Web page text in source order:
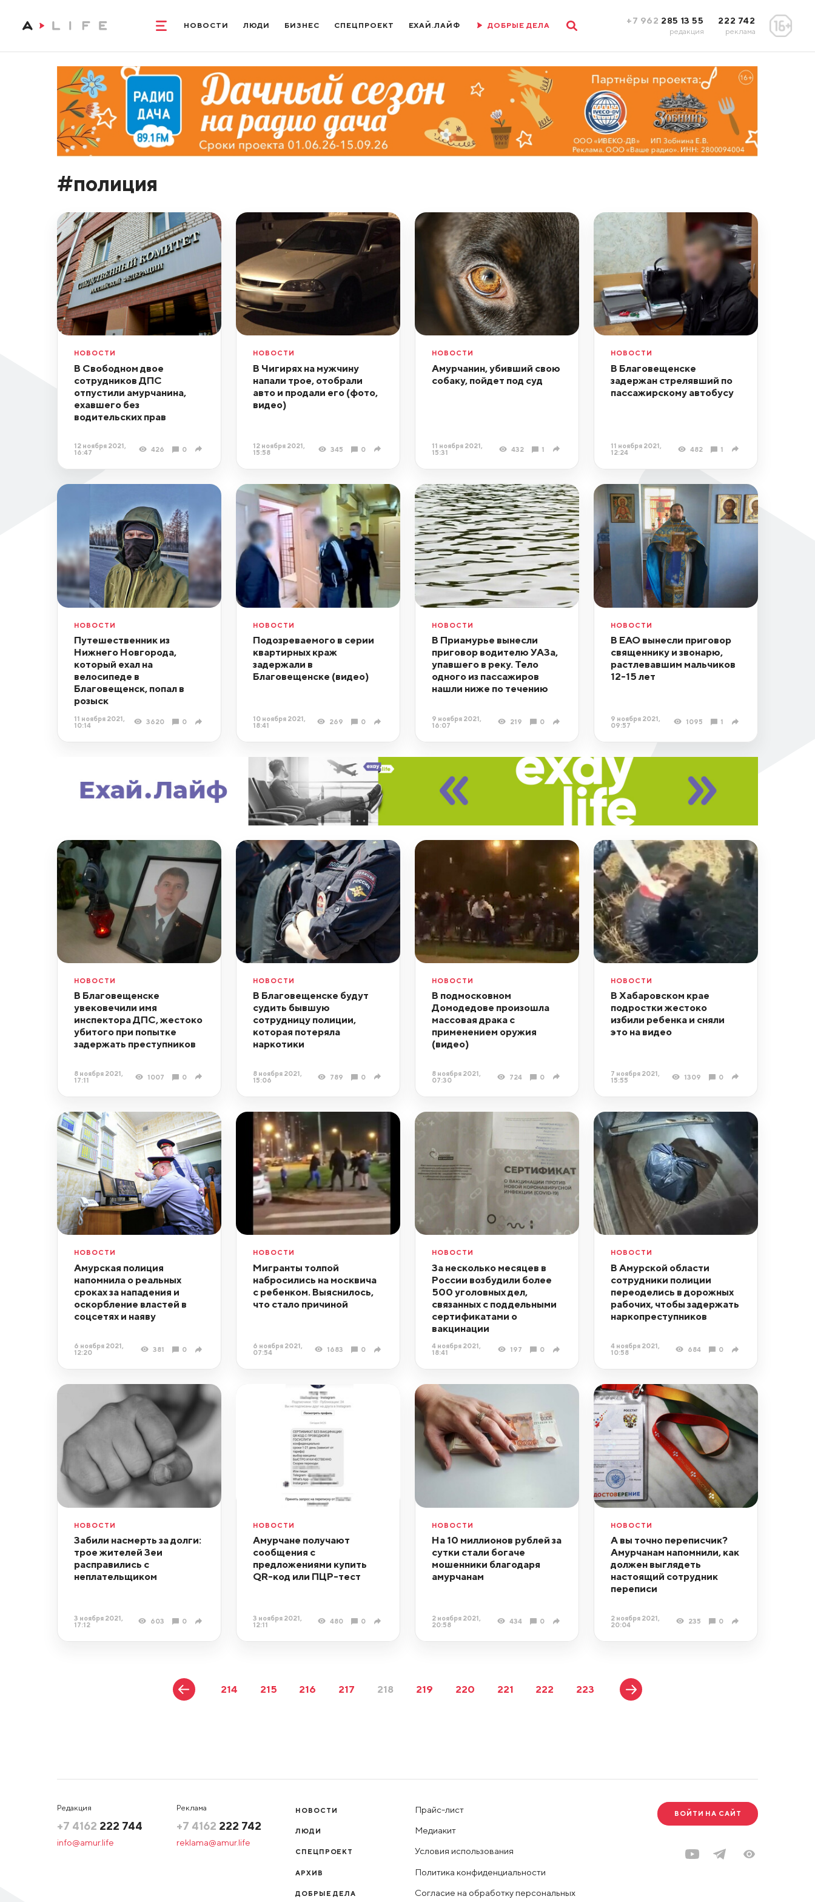
НОВОСТИ ЛЮДИ БИЗНЕС СПЕЦПРОЕКТ ЕХАЙ.ЛАЙФ ДОБРЫЕ ДЕЛА +7 962 285 13 55
редакция
222 742
реклама
#полиция
НОВОСТИ
В Свободном двое
сотрудников ДПС
отпустили амурчанина,
ехавшего без
водительских прав
12 ноября 2021,
16:47
426 0
НОВОСТИ
В Чигирях на мужчину
напали трое, отобрали
авто и продали его (фото,
видео)
12 ноября 2021,
15:58
345 0
НОВОСТИ
Амурчанин, убивший свою
собаку, пойдет под суд
11 ноября 2021,
15:31
432 1
НОВОСТИ
В Благовещенске
задержан стрелявший по
пассажирскому автобусу
11 ноября 2021,
12:24
482 1
НОВОСТИ
Путешественник из
Нижнего Новгорода,
который ехал на
велосипеде в
Благовещенск, попал в
розыск
11 ноября 2021,
10:14
3620 0
НОВОСТИ
Подозреваемого в серии
квартирных краж
задержали в
Благовещенске (видео)
10 ноября 2021,
18:41
269 0
НОВОСТИ
В Приамурье вынесли
приговор водителю УАЗа,
упавшего в реку. Тело
одного из пассажиров
нашли ниже по течению
9 ноября 2021,
16:07
219 0
НОВОСТИ
В ЕАО вынесли приговор
священнику и звонарю,
растлевавшим мальчиков
12-15 лет
9 ноября 2021,
09:57
1095 1
НОВОСТИ
В Благовещенске
увековечили имя
инспектора ДПС, жестоко
убитого при попытке
задержать преступников
8 ноября 2021,
17:11
1007 0
НОВОСТИ
В Благовещенске будут
судить бывшую
сотрудницу полиции,
которая потеряла
наркотики
8 ноября 2021,
15:06
789 0
НОВОСТИ
В подмосковном
Домодедове произошла
массовая драка с
применением оружия
(видео)
8 ноября 2021,
07:30
724 0
НОВОСТИ
В Хабаровском крае
подростки жестоко
избили ребенка и сняли
это на видео
7 ноября 2021,
15:55
1309 0
НОВОСТИ
Амурская полиция
напомнила о реальных
сроках за нападения и
оскорбление властей в
соцсетях и наяву
6 ноября 2021,
12:20
381 0
НОВОСТИ
Мигранты толпой
набросились на москвича
с ребенком. Выяснилось,
что стало причиной
6 ноября 2021,
07:54
1683 0
НОВОСТИ
За несколько месяцев в
России возбудили более
500 уголовных дел,
связанных с поддельными
сертификатами о
вакцинации
4 ноября 2021,
18:41
197 0
НОВОСТИ
В Амурской области
сотрудники полиции
переоделись в дорожных
рабочих, чтобы задержать
наркопреступников
4 ноября 2021,
10:58
684 0
НОВОСТИ
Забили насмерть за долги:
трое жителей Зеи
расправились с
неплательщиком
3 ноября 2021,
17:12
603 0
НОВОСТИ
Амурчане получают
сообщения с
предложениями купить
QR-код или ПЦР-тест
3 ноября 2021,
12:11
480 0
НОВОСТИ
На 10 миллионов рублей за
сутки стали богаче
мошенники благодаря
амурчанам
2 ноября 2021,
20:58
434 0
НОВОСТИ
А вы точно переписчик?
Амурчанам напомнили, как
должен выглядеть
настоящий сотрудник
переписи
2 ноября 2021,
20:04
235 0
214 215 216 217 218 219 220 221 222 223
Редакция
+7 4162 222 744
info@amur.life
Реклама
+7 4162 222 742
reklama@amur.life
НОВОСТИ
ЛЮДИ
СПЕЦПРОЕКТ
АРХИВ
ДОБРЫЕ ДЕЛА
Прайс-лист
Медиакит
Условия использования
Политика конфиденциальности
Согласие на обработку персональных
ВОЙТИ НА САЙТ